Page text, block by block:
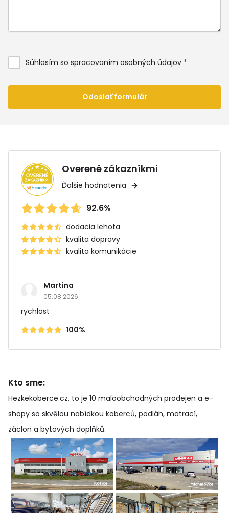
Súhlasím so spracovaním osobných údajov *
Odoslať formulár
Overené zákazníkmi
Ďalšie hodnotenia
92.6%
dodacia lehota
kvalita dopravy
kvalita komunikácie
Martina
05.08.2026
rychlost
100%
Kto sme:
Hezkekoberce.cz, to je 10 maloobchodných prodejen a e-
shopy so skvělou nabídkou koberců, podláh, matrací,
záclon a bytových doplňků.